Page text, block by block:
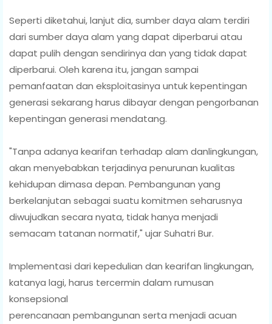
Seperti diketahui, lanjut dia, sumber daya alam terdiri
dari sumber daya alam yang dapat diperbarui atau
dapat pulih dengan sendirinya dan yang tidak dapat
diperbarui. Oleh karena itu, jangan sampai
pemanfaatan dan eksploitasinya untuk kepentingan
generasi sekarang harus dibayar dengan pengorbanan
kepentingan generasi mendatang.
"Tanpa adanya kearifan terhadap alam danlingkungan,
akan menyebabkan terjadinya penurunan kualitas
kehidupan dimasa depan. Pembangunan yang
berkelanjutan sebagai suatu komitmen seharusnya
diwujudkan secara nyata, tidak hanya menjadi
semacam tatanan normatif," ujar Suhatri Bur.
Implementasi dari kepedulian dan kearifan lingkungan,
katanya lagi, harus tercermin dalam rumusan
konsepsional
perencanaan pembangunan serta menjadi acuan